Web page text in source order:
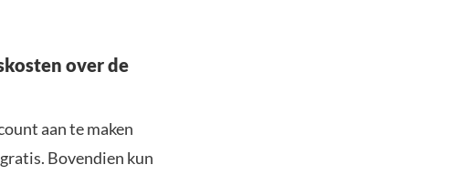
over de
aan te maken
Bovendien kun